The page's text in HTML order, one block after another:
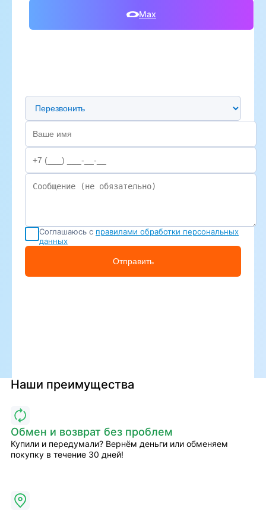
Max
Предпочтительный способ связи
Соглашаюсь с правилами обработки персональных
данных
Отправить
Наши преимущества
Обмен и возврат без проблем
Купили и передумали? Вернём деньги или обменяем
покупку в течение 30 дней!